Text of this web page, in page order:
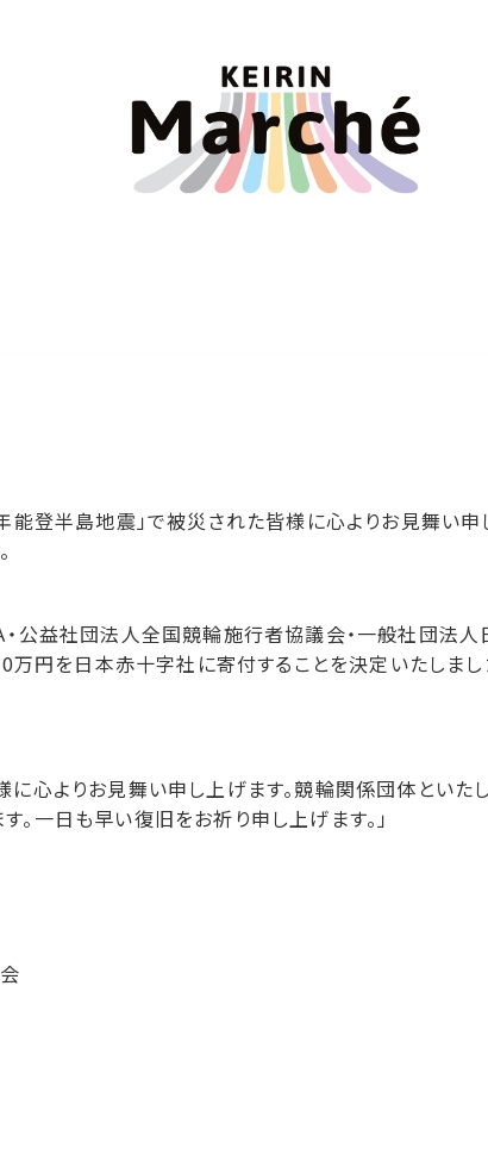
登半島地震」で被災された皆様に心よりお見舞い申
・公益社団法人全国競輪施行者協議会・一般社団法
円を日本赤十字社に寄付することを決定いたしまし
に心よりお見舞い申し上げます。競輪関係団体とい
一日も早い復旧をお祈り申し上げます。」